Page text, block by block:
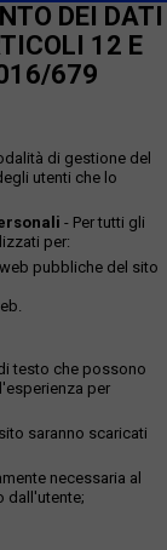
DEI DATI
12 E
679
di gestione del
utenti che lo
- Per tutti gli
per:
pubbliche del sito
testo che possono
per
saranno scaricati
necessaria al
dall'utente;